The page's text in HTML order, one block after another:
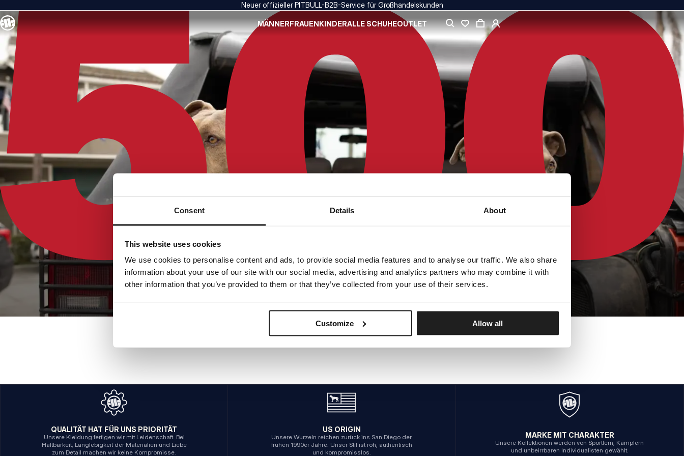
Consent Details About
This website uses cookies
We use cookies to personalise content and ads, to provide social media features and to analyse our traffic. We also share
information about your use of our site with our social media, advertising and analytics partners who may combine it with
other information that you’ve provided to them or that they’ve collected from your use of their services.
Customize Allow all
Neuer offizieller PITBULL-B2B-Service für Großhandelskunden
MÄNNERFRAUENKINDERALLE SCHUHEOUTLET
INTERNER SERVERFEHLER
ZURÜCK ZUR STARTSEITE
QUALITÄT HAT FÜR UNS PRIORITÄT
Unsere Kleidung fertigen wir mit Leidenschaft. Bei
Haltbarkeit, Langlebigkeit der Materialien und Liebe
zum Detail machen wir keine Kompromisse.
US ORIGIN
Unsere Wurzeln reichen zurück ins San Diego der
frühen 1990er Jahre. Unser Stil ist roh, authentisch
und kompromisslos.
MARKE MIT CHARAKTER
Unsere Kollektionen werden von Sportlern, Kämpfern
und unbeirrbaren Individualisten gewählt.